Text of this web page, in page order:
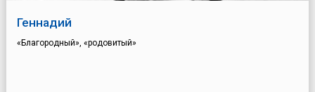
Геннадий
«Благородный», «родовитый»